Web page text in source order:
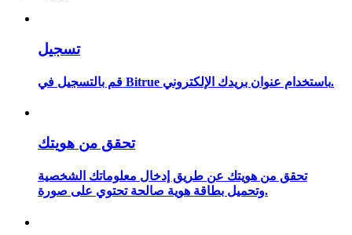
مرشد
تسجيل
قم بالتسجيل في Bitrue باستخدام عنوان بريدك الإلكتروني.
تحقق من هويتك
تحقق من هويتك عن طريق إدخال معلوماتك الشخصية
وتحميل بطاقة هوية صالحة تحتوي على صورة.